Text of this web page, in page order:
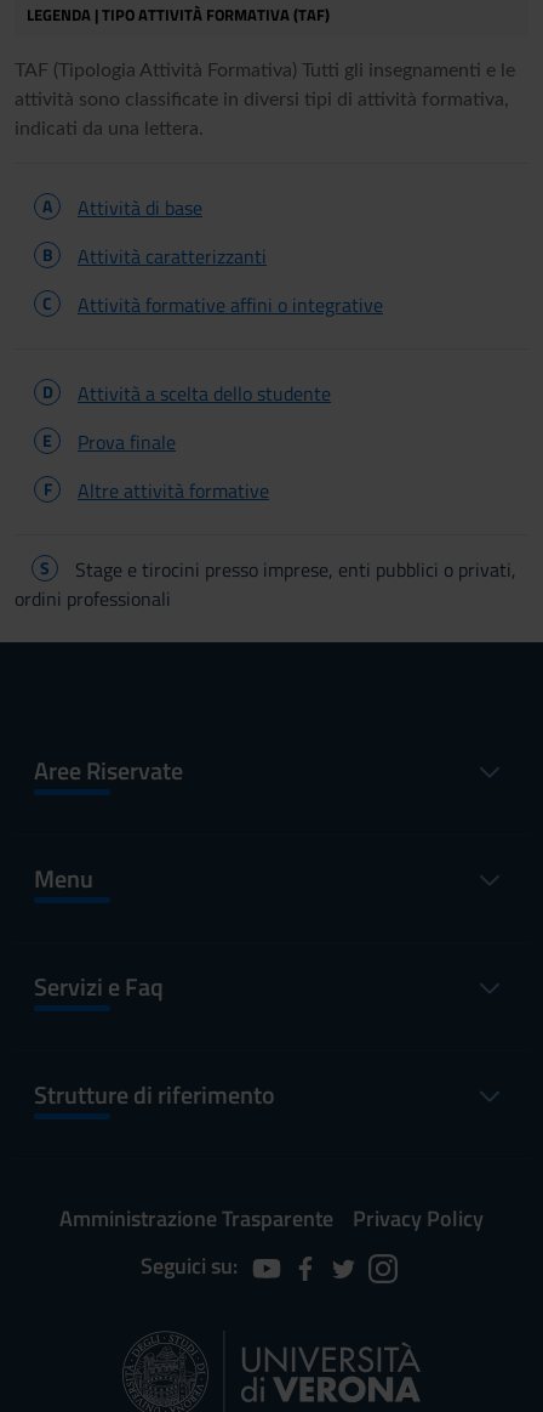
LEGENDA | TIPO ATTIVITÀ FORMATIVA (TAF)
TAF (Tipologia Attività Formativa) Tutti gli insegnamenti e le
attività sono classificate in diversi tipi di attività formativa,
indicati da una lettera.
A Attività di base
B Attività caratterizzanti
C Attività formative affini o integrative
D Attività a scelta dello studente
E Prova finale
F Altre attività formative
S
Stage e tirocini presso imprese, enti pubblici o privati,
ordini professionali
Aree Riservate
Menu
Servizi e Faq
Strutture di riferimento
Amministrazione Trasparente
Privacy Policy
Seguici su: